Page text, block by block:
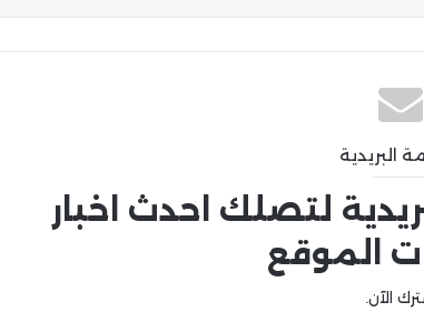
البريدية
لتصلك احدث اخبار
الموقع
الآن.